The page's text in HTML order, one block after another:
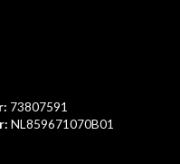
73807591
NL859671070B01